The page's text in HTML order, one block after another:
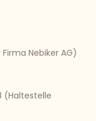
Nebiker AG)
(Haltestelle